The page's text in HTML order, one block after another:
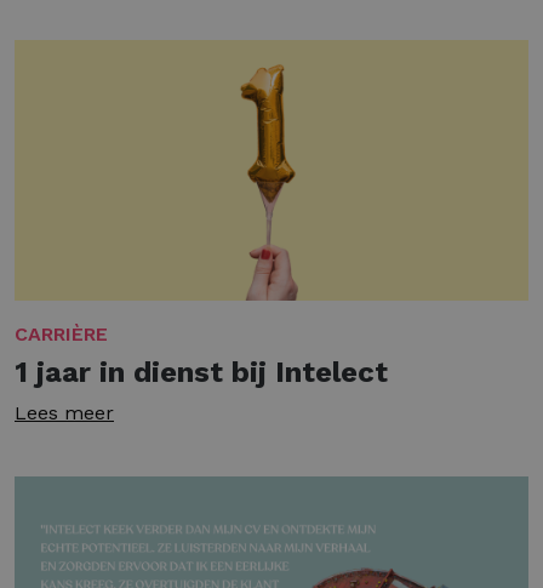
CARRIÈRE
1 jaar in dienst bij Intelect
Lees meer